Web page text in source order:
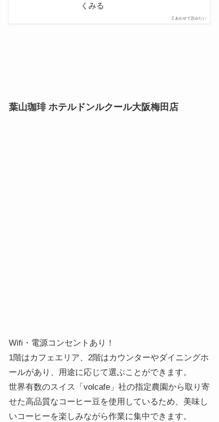
あわせて読みたい
くみる
葉山珈琲 ホテルドンルクール大阪梅田店
Wifi・電源コンセントあり！
1階はカフェエリア、2階はカウンターやダイニングホ
ールがあり、用途に応じて選ぶことができます。
世界有数のスイス「volcafe」社の指定農園から取り寄
せた高品質なコーヒー豆を使用しているため、美味し
いコーヒーを楽しみながら作業に集中できます。